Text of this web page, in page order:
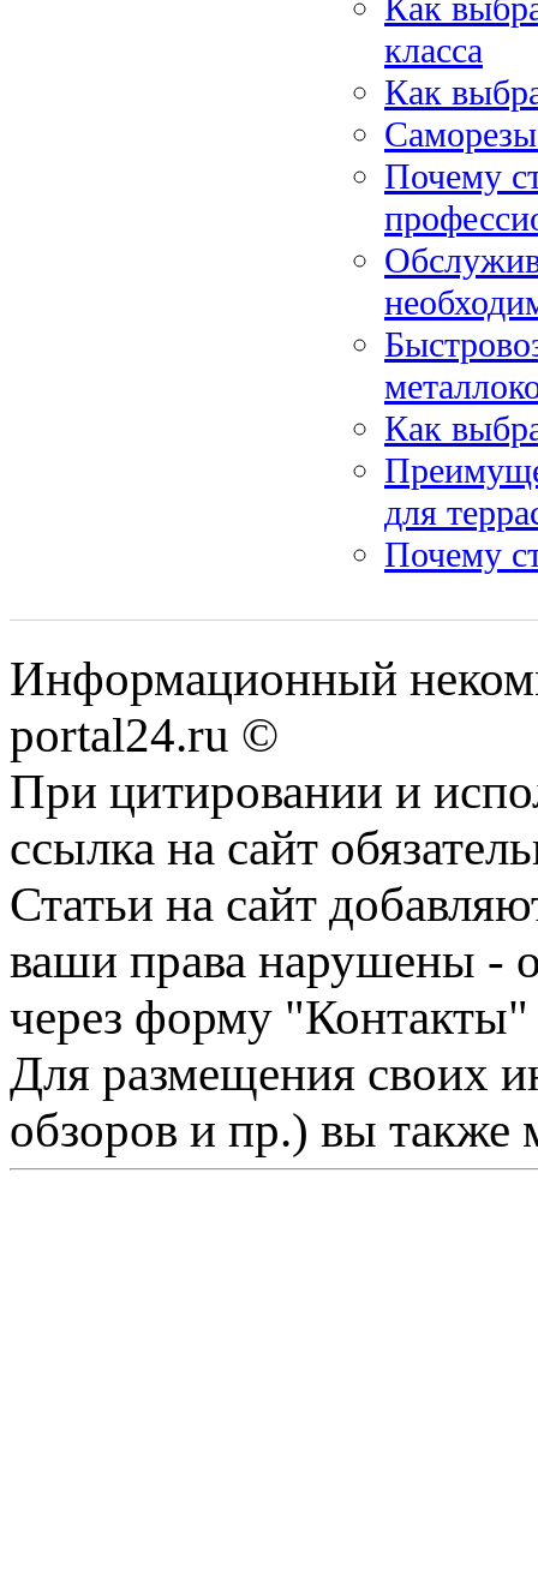
Как
класса
Как
Почему
Как
для
Почему
Информационный
portal24.ru ©
При цитировании и
ссылка на сайт
Статьи на сайт
ваши права нарушены -
через форму "Контакты"
Для размещения своих
обзоров и пр.) вы также